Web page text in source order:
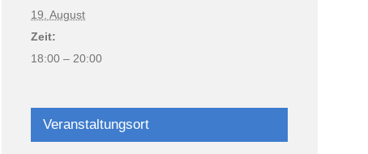
19. August
Zeit:
18:00 – 20:00
Veranstaltungsort